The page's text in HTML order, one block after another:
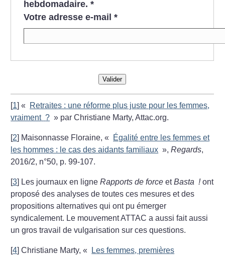
hebdomadaire. *
Votre adresse e-mail *
Valider
[1]«
Retraites : une réforme plus juste pour les femmes,
vraiment ? » par Christiane Marty, Attac.org.
[2] Maisonnasse Floraine, «
Égalité entre les femmes et
les hommes : le cas des aidants familiaux »,Regards,
2016/2, n°50, p. 99-107.
[3] Les journaux en ligneRapports de force etBasta !ont
proposé des analyses de toutes ces mesures et des
propositions alternatives qui ont pu émerger
syndicalement. Le mouvement ATTAC a aussi fait aussi
un gros travail de vulgarisation sur ces questions.
[4]Christiane Marty, «
Les femmes, premières